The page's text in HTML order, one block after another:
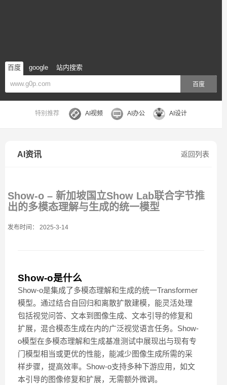
百度 google 站内搜索
百度
特别推荐 AI视频 AI办公 AI设计
返回列表
AI资讯
Show-o – 新加坡国立Show Lab联合字节推
出的多模态理解与生成的统一模型
发布时间： 2025-3-14
Show-o是什么
Show-o是集成了多模态理解和生成的统一Transformer
模型。通过结合自回归和离散扩散建模，能灵活处理
包括视觉问答、文本到图像生成、文本引导的修复和
扩展，混合模态生成在内的广泛视觉语言任务。Show-
o模型在多模态理解和生成基准测试中展现出与现有专
门模型相当或更优的性能，能减少图像生成所需的采
样步骤，提高效率。Show-o支持多种下游应用，如文
本引导的图像修复和扩展，无需额外微调。